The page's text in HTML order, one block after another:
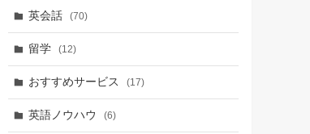
英会話 (70)
留学 (12)
おすすめサービス (17)
英語ノウハウ (6)